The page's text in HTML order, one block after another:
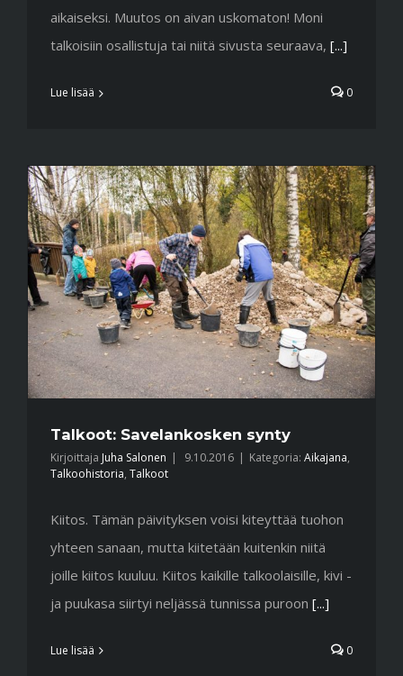
aikaiseksi. Muutos on aivan uskomaton! Moni
talkoisiin osallistuja tai niitä sivusta seuraava, [...]
Lue lisää 0
Talkoot: Savelankosken synty
Kirjoittaja Juha Salonen | 9.10.2016 | Kategoria: Aikajana,
Talkoohistoria, Talkoot
Kiitos. Tämän päivityksen voisi kiteyttää tuohon
yhteen sanaan, mutta kiitetään kuitenkin niitä
joille kiitos kuuluu. Kiitos kaikille talkoolaisille, kivi -
ja puukasa siirtyi neljässä tunnissa puroon [...]
Lue lisää 0